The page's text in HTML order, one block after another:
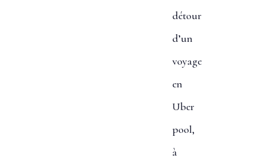
détour
d’un
voyage
en
Uber
pool,
à